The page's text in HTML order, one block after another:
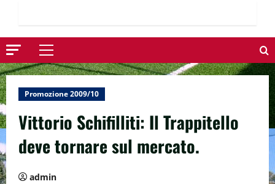
Menu
principale
Promozione 2009/10
Vittorio Schifilliti: Il Trappitello
deve tornare sul mercato.
admin